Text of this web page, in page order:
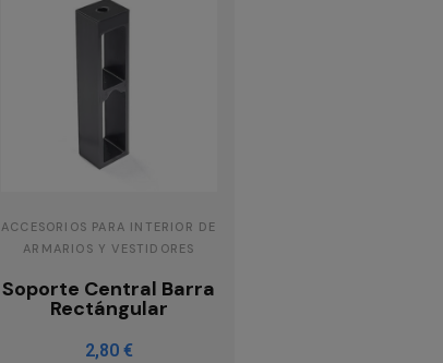
ACCESORIOS PARA INTERIOR DE
ARMARIOS Y VESTIDORES
Soporte Central Barra
Rectángular
2,80 €